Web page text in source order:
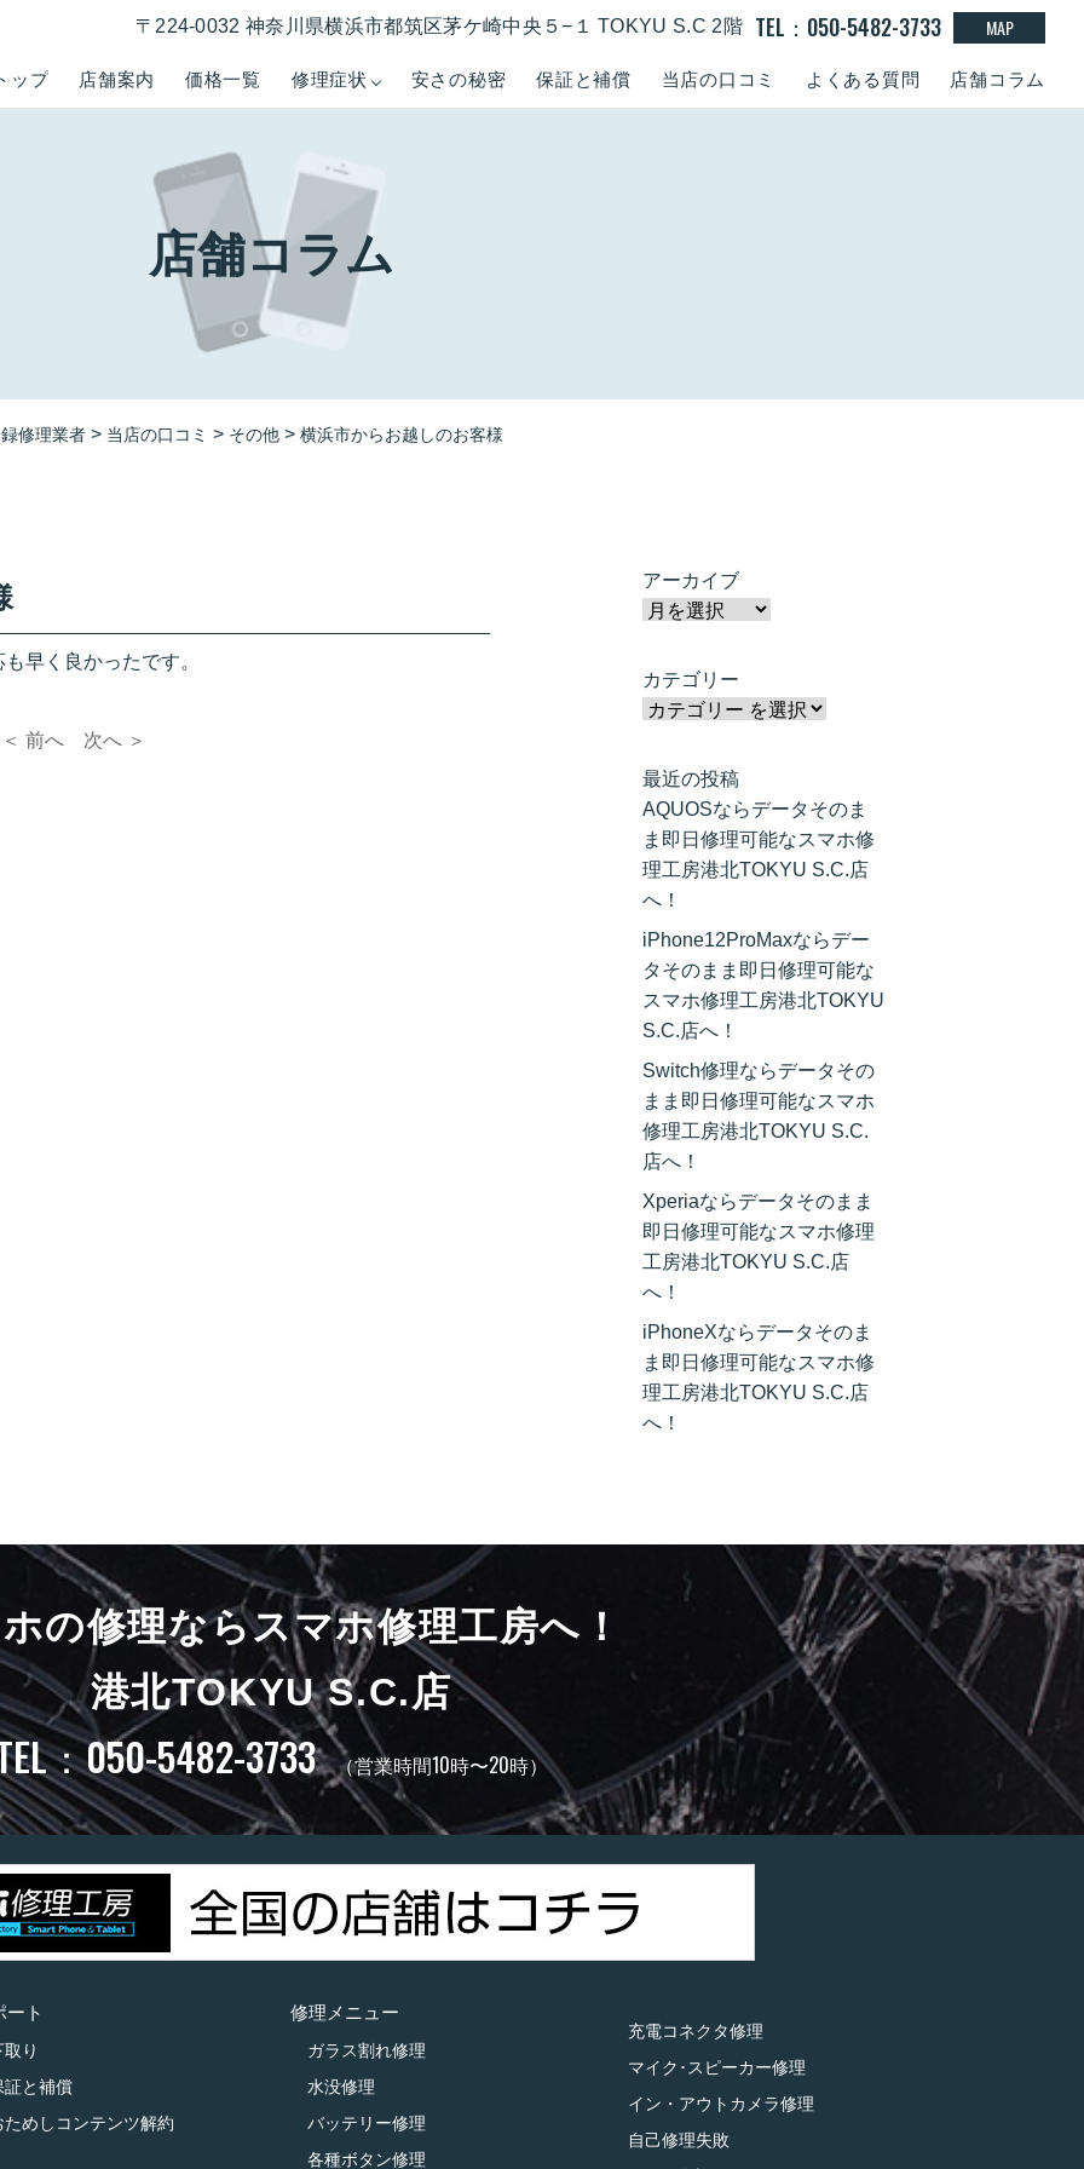
ップ 店舗案内 価格一覧 修理症状 安さの秘密 保証と補償 当店の口コミ よくある質問 店舗コラム
〒224-0032 神奈川県横浜市都筑区茅ケ崎中央５−１ TOKYU S.C 2階 TEL：050-5482-3733 MAP
店舗コラム
修理業者 > 当店の口コミ > その他 > 横浜市からお越しのお客様
早く良かったです。
＜ 前へ 次へ ＞
アーカイブ
カテゴリー
最近の投稿
AQUOSならデータそのま
ま即日修理可能なスマホ修
理工房港北TOKYU S.C.店
へ！
iPhone12ProMaxならデー
タそのまま即日修理可能な
スマホ修理工房港北TOKYU
S.C.店へ！
Switch修理ならデータその
まま即日修理可能なスマホ
修理工房港北TOKYU S.C.
店へ！
Xperiaならデータそのまま
即日修理可能なスマホ修理
工房港北TOKYU S.C.店
へ！
iPhoneXならデータそのま
ま即日修理可能なスマホ修
理工房港北TOKYU S.C.店
へ！
の修理ならスマホ修理工房へ！
港北TOKYU S.C.店
：050-5482-3733 （営業時間10時〜20時）
ート
取り
証と補償
ためしコンテンツ解約
修理メニュー
ガラス割れ修理
水没修理
バッテリー修理
各種ボタン修理
充電コネクタ修理
マイク･スピーカー修理
イン・アウトカメラ修理
自己修理失敗